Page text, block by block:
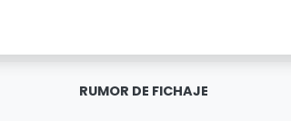
RUMOR DE FICHAJE